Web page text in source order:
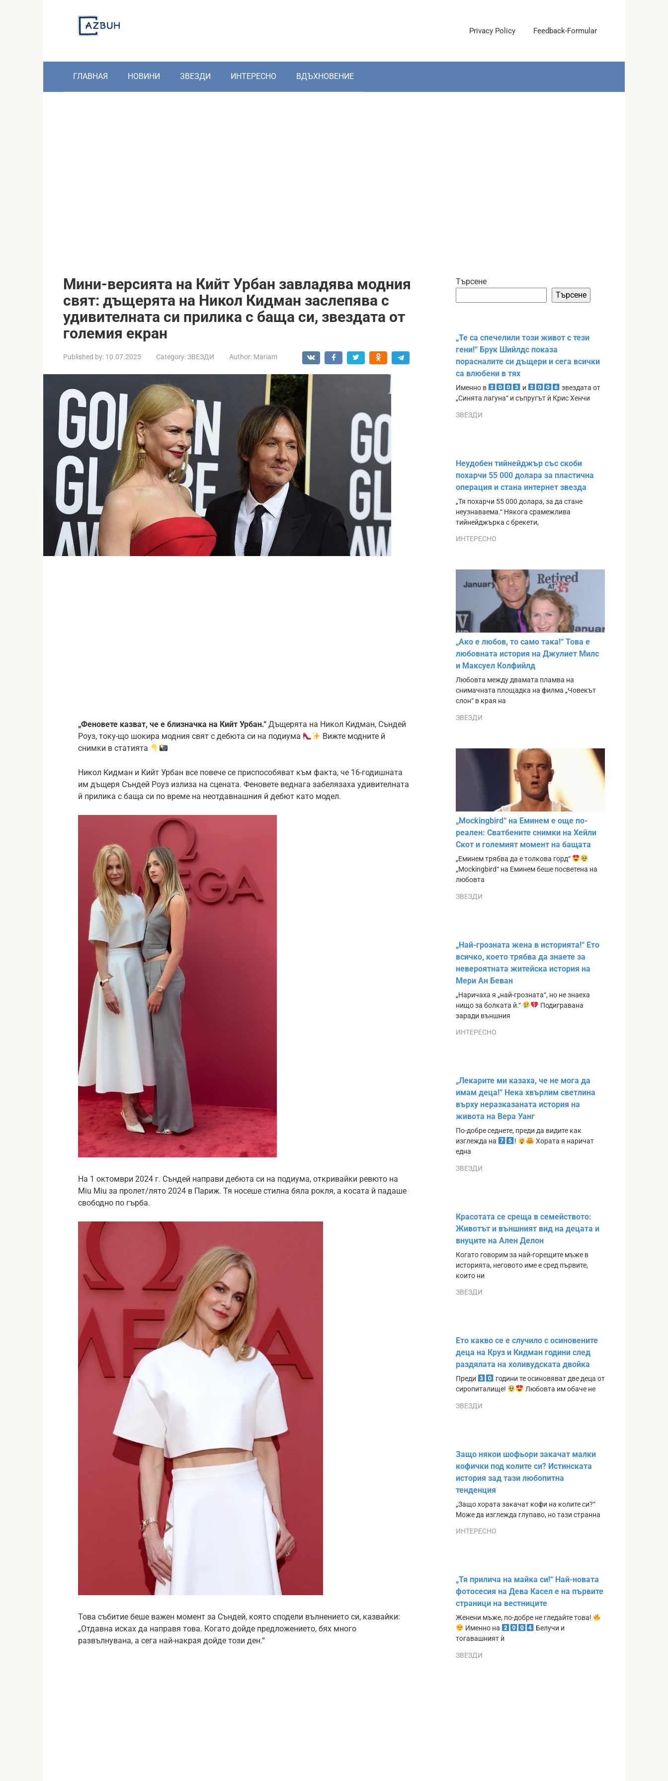
Privacy Policy Feedback-Formular
ГЛАВНАЯ НОВИНИ ЗВЕЗДИ ИНТЕРЕСНО ВДЪХНОВЕНИЕ
Мини-версията на Кийт Урбан завладява модния
свят: дъщерята на Никол Кидман заслепява с
удивителната си прилика с баща си, звездата от
големия екран
Published by: 10.07.2025 Category:ЗВЕЗДИ Author: Mariam
„Феновете казват, че е близначка на Кийт Урбан.“ Дъщерята на Никол Кидман, Съндей
Роуз, току-що шокира модния свят с дебюта си на подиума
Вижте модните й
снимки в статията
Никол Кидман и Кийт Урбан все повече се приспособяват към факта, че 16-годишната
им дъщеря Съндей Роуз излиза на сцената. Феновете веднага забелязаха удивителната
й прилика с баща си по време на неотдавнашния й дебют като модел.
На 1 октомври 2024 г. Съндей направи дебюта си на подиума, откривайки ревюто на
Miu Miu за пролет/лято 2024 в Париж. Тя носеше стилна бяла рокля, а косата й падаше
свободно по гърба.
Това събитие беше важен момент за Съндей, която сподели вълнението си, казвайки:
„Отдавна исках да направя това. Когато дойде предложението, бях много
развълнувана, а сега най-накрая дойде този ден.“
Търсене
Търсене
„Те са спечелили този живот с тези
гени!“ Брук Шийлдс показа
порасналите си дъщери и сега всички
са влюбени в тях
Именно в и
звездата от
„Синята лагуна“ и съпругът ѝ Крис Хенчи
ЗВЕЗДИ
Неудобен тийнейджър със скоби
похарчи 55 000 долара за пластична
операция и стана интернет звезда
„Тя похарчи 55 000 долара, за да стане
неузнаваема.“ Някога срамежлива
тийнейджърка с брекети,
ИНТЕРЕСНО
„Ако е любов, то само така!“ Това е
любовната история на Джулиет Милс
и Максуел Колфийлд
Любовта между двамата пламва на
снимачната площадка на филма „Човекът
слон“ в края на
ЗВЕЗДИ
„Mockingbird“ на Еминем е още по-
реален: Сватбените снимки на Хейли
Скот и големият момент на бащата
„Еминем трябва да е толкова горд“
„Mockingbird“ на Еминем беше посветена на
любовта
ЗВЕЗДИ
„Най-грозната жена в историята!“ Ето
всичко, което трябва да знаете за
невероятната житейска история на
Мери Ан Беван
„Наричаха я „най-грозната“, но не знаеха
нищо за болката й.“
Подигравана
заради външния
ИНТЕРЕСНО
„Лекарите ми казаха, че не мога да
имам деца!“ Нека хвърлим светлина
върху неразказаната история на
живота на Вера Уанг
По-добре седнете, преди да видите как
изглежда на
!
Хората я наричат
една
ЗВЕЗДИ
Красотата се среща в семейството:
Животът и външният вид на децата и
внуците на Ален Делон
Когато говорим за най-горещите мъже в
историята, неговото име е сред първите,
които ни
ЗВЕЗДИ
Ето какво се е случило с осиновените
деца на Круз и Кидман години след
раздялата на холивудската двойка
Преди
години те осиновяват две деца от
сиропиталище!
Любовта им обаче не
ЗВЕЗДИ
Защо някои шофьори закачат малки
кофички под колите си? Истинската
история зад тази любопитна
тенденция
„Защо хората закачат кофи на колите си?“
Може да изглежда глупаво, но тази странна
ИНТЕРЕСНО
„Тя прилича на майка си!“ Най-новата
фотосесия на Дева Касел е на първите
страници на вестниците
Женени мъже, по-добре не гледайте това!
Именно на
Белучи и
тогавашният ѝ
ЗВЕЗДИ